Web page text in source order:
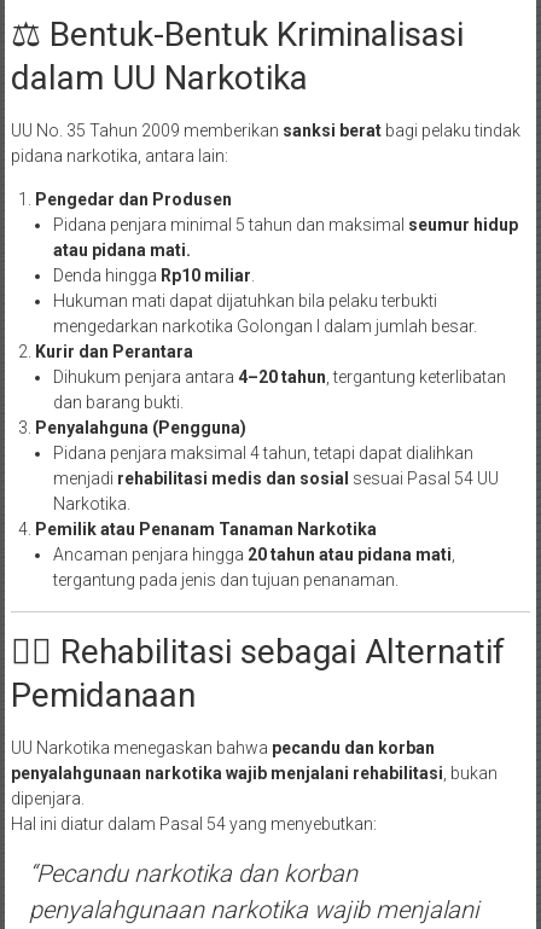
⚖️ Bentuk-Bentuk Kriminalisasi
dalam UU Narkotika
UU No. 35 Tahun 2009 memberikan sanksi beratbagi pelaku tindak
pidana narkotika, antara lain:
Pengedar dan Produsen
Pidana penjara minimal 5 tahun dan maksimal seumur hidup
atau pidana mati.
Denda hingga Rp10 miliar
Hukuman mati dapat dijatuhkan bila pelaku terbukti
mengedarkan narkotika Golongan I dalam jumlah besar.
Kurir dan Perantara
Dihukum penjara antara 4–20 tahun , tergantung keterlibatan
dan barang bukti.
Penyalahguna (Pengguna)
Pidana penjara maksimal 4 tahun, tetapi dapat dialihkan
menjadi rehabilitasi medis dan sosial sesuai Pasal 54 UU
Narkotika.
Pemilik atau Penanam Tanaman Narkotika
Ancaman penjara hingga 20 tahun atau pidana mati
tergantung pada jenis dan tujuan penanaman.
👩‍⚖️ Rehabilitasi sebagai Alternatif
Pemidanaan
UU Narkotika menegaskan bahwa pecandu dan korban
penyalahgunaan narkotika wajib menjalani rehabilitasi , bukan
dipenjara.
Hal ini diatur dalam Pasal 54 yang menyebutkan:
“Pecandu narkotika dan korban
penyalahgunaan narkotika wajib menjalani